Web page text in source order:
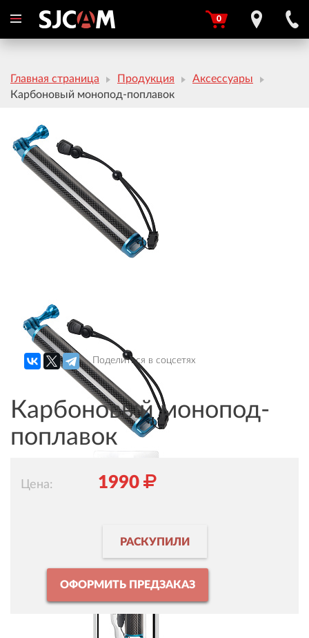
0
Главная страница Продукция
Аксессуары
Карбоновый монопод-поплавок
Поделиться в соцсетях
Карбоновый монопод-
поплавок
Цена: 1990
РАСКУПИЛИ
ОФОРМИТЬ ПРЕДЗАКАЗ